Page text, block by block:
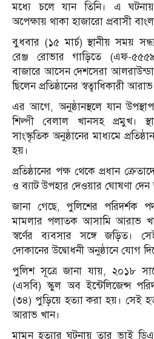
মধ্যে চলে যান তিনি। এ
অপেক্ষায় থাকা হাজারো প্রবাসী
বুধবার (১৫ মার্চ) স্থানীয় সময়
রেঞ্জ রোভার গাড়িতে (এফ-
বাজারে আসেন দেশসেরা
ছিলেন প্রতিষ্ঠানের স্বত্বাধিকারী
এর আগে, অনুষ্ঠানস্থলে যান
শিল্পী বেলাল খানসহ প্রমুখ।
সাংস্কৃতিক অনুষ্ঠানের মাধ্যমে
হয়।
প্রতিষ্ঠানের পক্ষ থেকে প্রধান
ও ব্যাট উপহার দেওয়ার ঘোষণা
জানা গেছে, পুলিশের পরিদর্শক
মামলার পলাতক আসামি আরাভ
স্বর্ণের ব্যবসার সঙ্গে জড়িত।
দোকানের উদ্বোধনী অনুষ্ঠানে যোগ
পুলিশ সূত্রে জানা যায়, ২০১৮
(এসবি) স্কুল অব ইন্টেলিজেন্স
(৩৪) পুড়িয়ে হত্যা করা হয়। সেই
আরাভ খান।
মামুন হত্যার ঘটনায় তার ভাই